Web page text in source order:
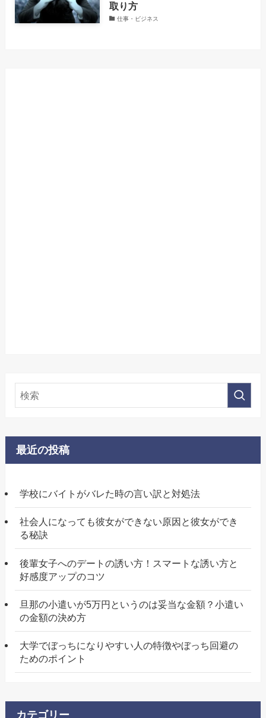
取り方
仕事・ビジネス
最近の投稿
学校にバイトがバレた時の言い訳と対処法
社会人になっても彼女ができない原因と彼女ができ
る秘訣
後輩女子へのデートの誘い方！スマートな誘い方と
好感度アップのコツ
旦那の小遣いが5万円というのは妥当な金額？小遣い
の金額の決め方
大学でぼっちになりやすい人の特徴やぼっち回避の
ためのポイント
カテゴリー